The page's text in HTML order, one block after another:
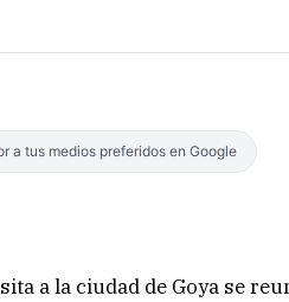
a tus medios preferidos en Google
a la ciudad de Goya se